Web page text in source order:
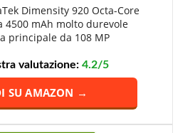
Dimensity 920 Octa-Core
4500 mAh molto durevole
principale da 108 MP
valutazione: 4.2/5
SU AMAZON →